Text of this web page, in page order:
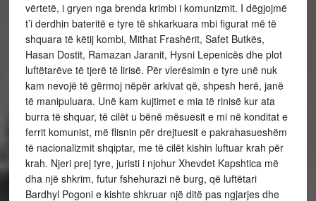
vërtetë, i gryen nga brenda krimbi i komunizmit. I dëgjojmë
t’i derdhin bateritë e tyre të shkarkuara mbi figurat më të
shquara të këtij kombi, Mithat Frashërit, Safet Butkës,
Hasan Dostit, Ramazan Jaranit, Hysni Lepenicës dhe plot
luftëtarëve të tjerë të lirisë. Për vlerësimin e tyre unë nuk
kam nevojë të gërmoj nëpër arkivat që, shpesh herë, janë
të manipuluara. Unë kam kujtimet e mia të rinisë kur ata
burra të shquar, të cilët u bënë mësuesit e mi në konditat e
ferrit komunist, më flisnin për drejtuesit e pakrahasueshëm
të nacionalizmit shqiptar, me të cilët kishin luftuar krah për
krah. Njeri prej tyre, juristi i njohur Xhevdet Kapshtica më
dha një shkrim, futur fshehurazi në burg, që luftëtari
Bardhyl Pogoni e kishte shkruar një ditë pas ngjarjes dhe